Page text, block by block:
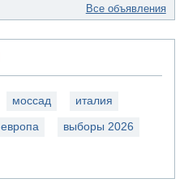
Все объявления
моссад италия
европа выборы 2026